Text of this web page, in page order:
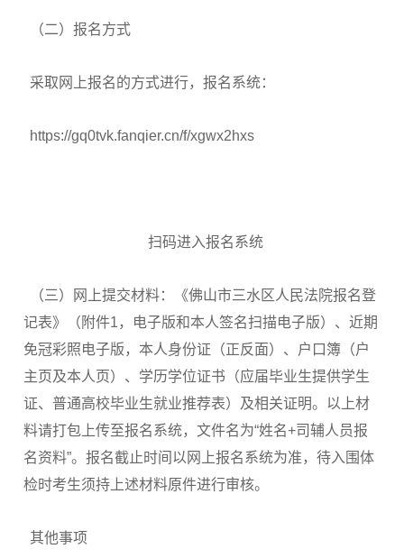
（二）报名方式
采取网上报名的方式进行，报名系统：
https://gq0tvk.fanqier.cn/f/xgwx2hxs
扫码进入报名系统
（三）网上提交材料：《佛山市三水区人民法院报名登
记表》（附件1，电子版和本人签名扫描电子版）、近期
免冠彩照电子版，本人身份证（正反面）、户口簿（户
主页及本人页）、学历学位证书（应届毕业生提供学生
证、普通高校毕业生就业推荐表）及相关证明。以上材
料请打包上传至报名系统，文件名为“姓名+司辅人员报
名资料”。报名截止时间以网上报名系统为准，待入围体
检时考生须持上述材料原件进行审核。
其他事项